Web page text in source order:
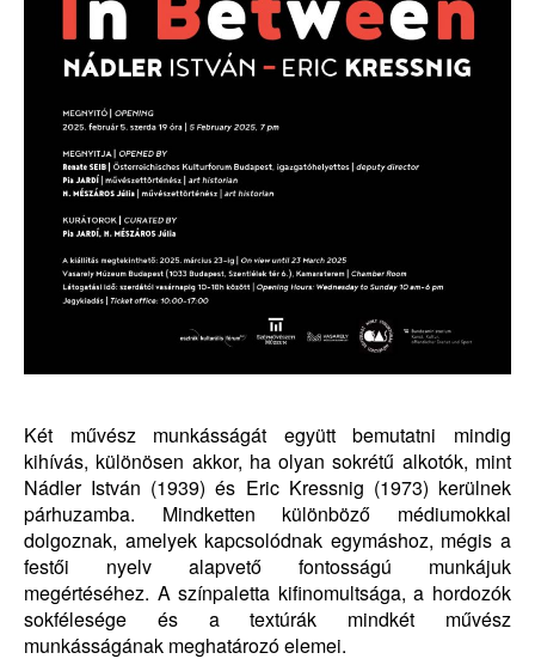
Két művész munkásságát együtt bemutatni mindig
kihívás, különösen akkor, ha olyan sokrétű alkotók, mint
Nádler István (1939) és Eric Kressnig (1973) kerülnek
párhuzamba. Mindketten különböző médiumokkal
dolgoznak, amelyek kapcsolódnak egymáshoz, mégis a
festői nyelv alapvető fontosságú munkájuk
megértéséhez. A színpaletta kifinomultsága, a hordozók
sokfélesége és a textúrák mindkét művész
munkásságának meghatározó elemei.